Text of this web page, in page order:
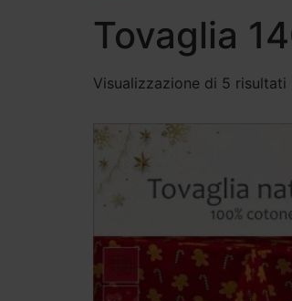
Tovaglia
Visualizzazione di 5 risultati